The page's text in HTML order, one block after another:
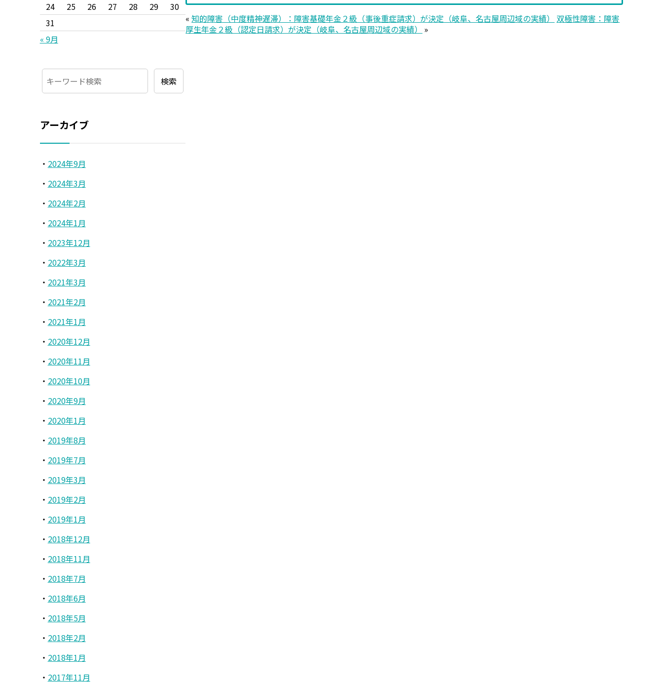
«知的障害（中度精神遅滞）：障害基礎年金２級（事後重症請求）が決定（岐阜、名古屋周辺域の実績）
双極性障害：障害
厚生年金２級（認定日請求）が決定（岐阜、名古屋周辺域の実績）
»
24
25 26 27 28 29
30
31
« 9月
アーカイブ
2024年9月
2024年3月
2024年2月
2024年1月
2023年12月
2022年3月
2021年3月
2021年2月
2021年1月
2020年12月
2020年11月
2020年10月
2020年9月
2020年1月
2019年8月
2019年7月
2019年3月
2019年2月
2019年1月
2018年12月
2018年11月
2018年7月
2018年6月
2018年5月
2018年2月
2018年1月
2017年11月